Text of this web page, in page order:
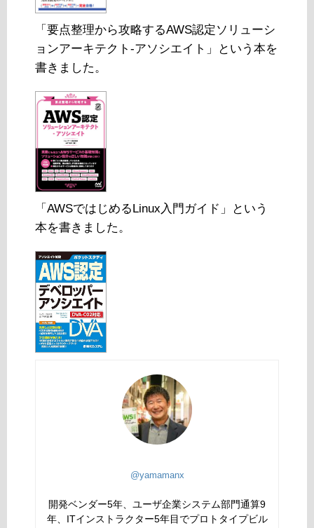
「要点整理から攻略するAWS認定ソリューシ
ョンアーキテクト-アソシエイト」という本を
書きました。
「AWSではじめるLinux入門ガイド」という
本を書きました。
@yamamanx
開発ベンダー5年、ユーザ企業システム部門通算9
年、ITインストラクター5年目でプロトタイプビル